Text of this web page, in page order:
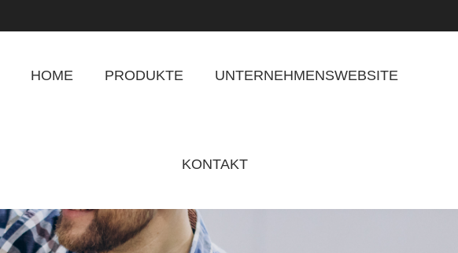
HOME PRODUKTE UNTERNEHMENSWEBSITE
KONTAKT